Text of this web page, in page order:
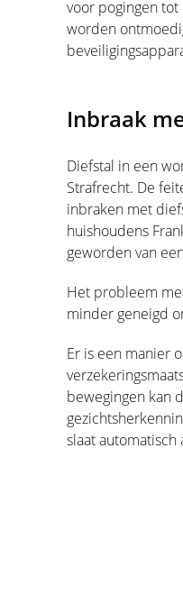
voor pogingen
worden
Inbraak
Diefstal in een
Strafrecht. De
inbraken met
huishoudens
geworden van
Het probleem
minder geneigd
Er is een manier
bewegingen kan
slaat automatisch